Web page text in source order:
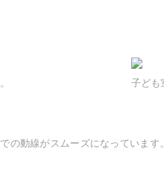
子ども
の動線がスムーズになっています。